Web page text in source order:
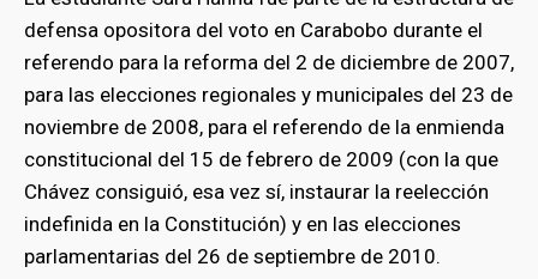
defensa opositora del voto en Carabobo durante el
referendo para la reforma del 2 de diciembre de 2007,
para las elecciones regionales y municipales del 23 de
noviembre de 2008, para el referendo de la enmienda
constitucional del 15 de febrero de 2009 (con la que
Chávez consiguió, esa vez sí, instaurar la reelección
indefinida en la Constitución) y en las elecciones
parlamentarias del 26 de septiembre de 2010.